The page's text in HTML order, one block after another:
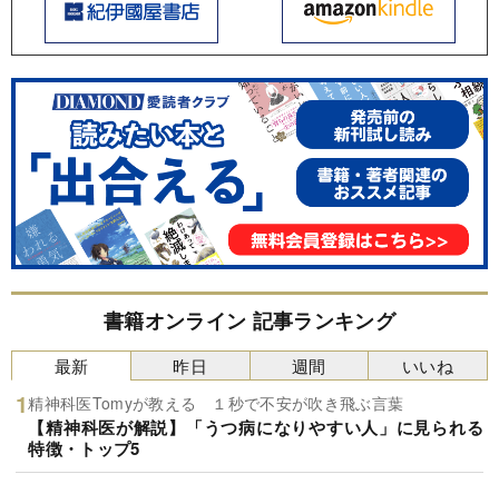
書籍オンライン 記事ランキング
最新
精神科医Tomyが教える １秒で不安が吹き飛ぶ言葉
【精神科医が解説】「うつ病になりやすい人」に見られる
特徴・トップ5
昨日 週間 いいね